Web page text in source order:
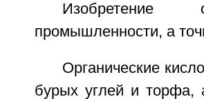
Изобретение
промышленности, а
Органические
бурых углей и торфа,